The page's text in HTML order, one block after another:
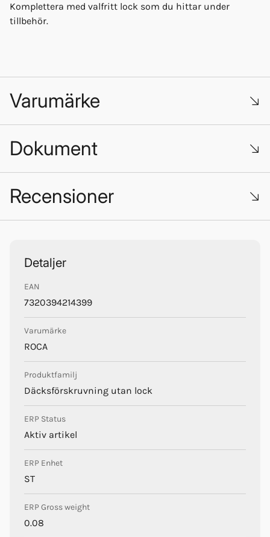
Komplettera med valfritt lock som du hittar under
tillbehör.
Varumärke
Dokument
421452-V1-190912.pdf
Recensioner
Detaljer
EAN
7320394214399
Varumärke
ROCA
Produktfamilj
Däcksförskruvning utan lock
ERP Status
Aktiv artikel
ERP Enhet
ST
ERP Gross weight
0.08